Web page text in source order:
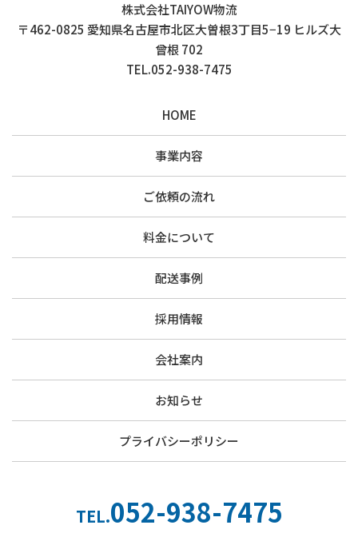
株式会社TAIYOW物流
〒462-0825 愛知県名古屋市北区大曽根3丁目5−19 ヒルズ大
曾根 702
TEL.052-938-7475
HOME
事業内容
ご依頼の流れ
料金について
配送事例
採用情報
会社案内
お知らせ
プライバシーポリシー
TEL.052-938-7475